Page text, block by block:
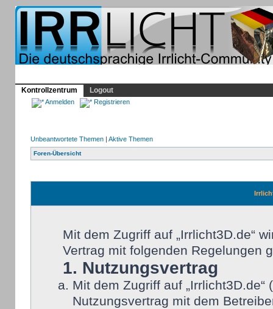
Kontrollzentrum
Logout
Anmelden Registrieren
Unbeantwortete Themen| Aktive Themen
Foren-Übersicht
Mit dem Zugriff auf „Irrlicht3D.de“
Vertrag mit folgenden Regelungen
1. Nutzungsvertrag
Mit dem Zugriff auf
Nutzungsvertrag mit dem